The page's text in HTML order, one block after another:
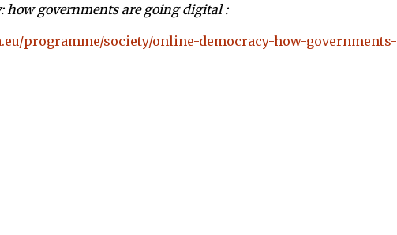
how governments are going digital :
programme/society/online-democracy-how-governments-